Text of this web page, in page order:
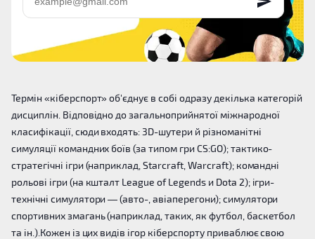
Термін «кіберспорт» об'єднує в собі одразу декілька категорій
дисциплін. Відповідно до загальноприйнятої міжнародної
класифікації, сюди входять: 3D-шутери й різноманітні
симуляції командних боїв (за типом гри CS:GO); тактико-
стратегічні ігри (наприклад, Starcraft, Warcraft); командні
рольові ігри (на кшталт League of Legends и Dota 2); ігри-
технічні симулятори — (авто-, авіаперегони); симулятори
спортивних змагань (наприклад, таких, як футбол, баскетбол
та ін.).Кожен із цих видів ігор кіберспорту приваблює свою